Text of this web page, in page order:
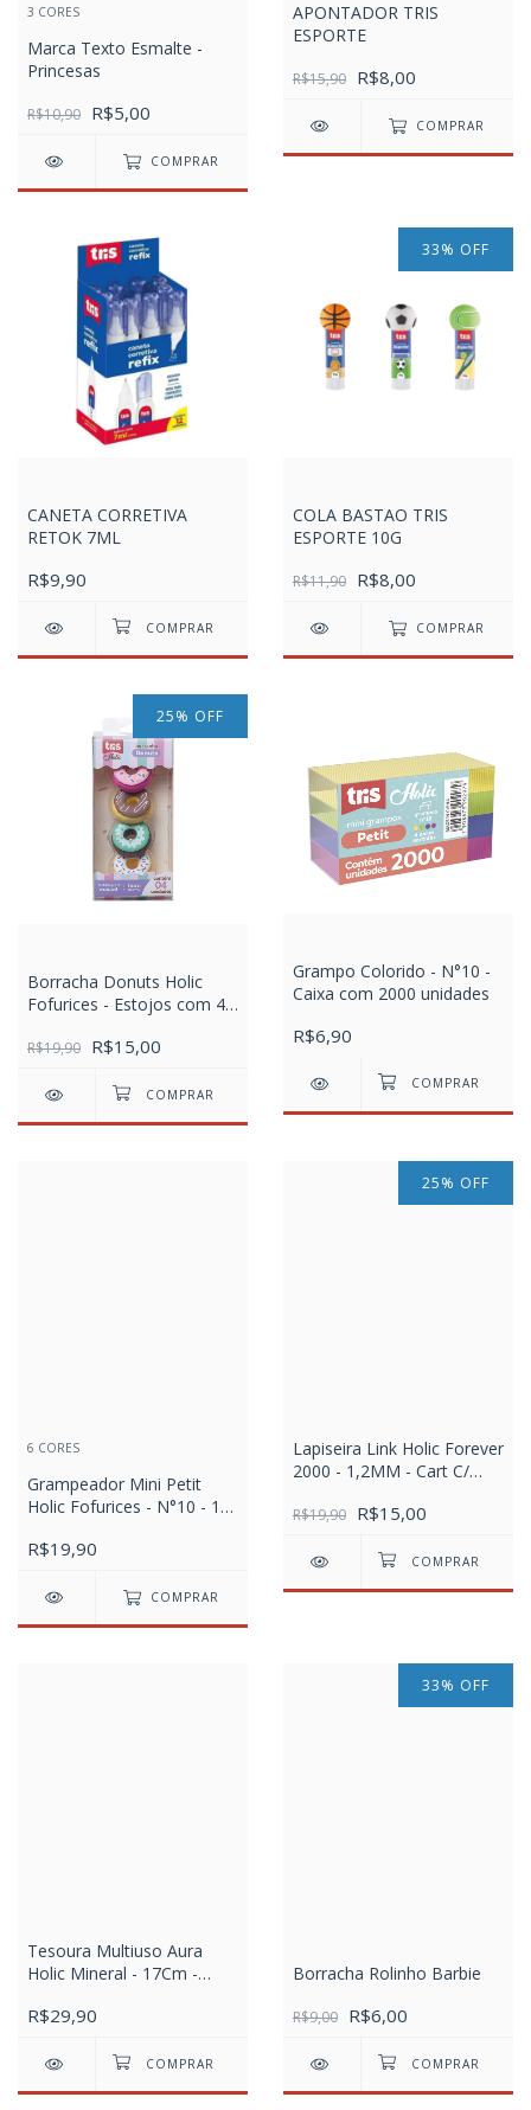
3 CORES
Marca Texto Esmalte -
Princesas
R$10,90 R$5,00
COMPRAR
APONTADOR TRIS
ESPORTE
R$15,90 R$8,00
COMPRAR
CANETA CORRETIVA
RETOK 7ML
R$9,90
33% OFF
COLA BASTAO TRIS
ESPORTE 10G
R$11,90 R$8,00
COMPRAR
25% OFF
Borracha Donuts Holic
Fofurices - Estojos com 4
R$19,90 R$15,00
Grampo Colorido - N°10 -
Caixa com 2000 unidades
R$6,90
6 CORES
Grampeador Mini Petit
Holic Fofurices - N°10 - 10
R$19,90
COMPRAR
25% OFF
Lapiseira Link Holic Forever
2000 - 1,2MM - Cart C/
R$19,90 R$15,00
Tesoura Multiuso Aura
Holic Mineral - 17Cm -
R$29,90
33% OFF
Borracha Rolinho Barbie
R$9,00 R$6,00